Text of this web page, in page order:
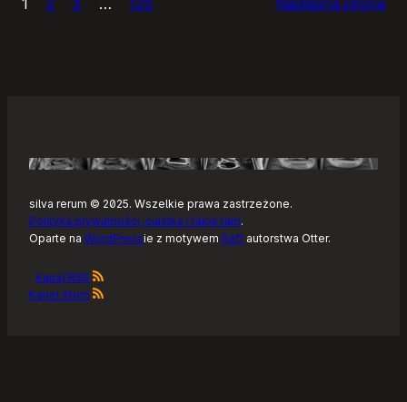
–
Linuksa
silva rerum © 2025. Wszelkie prawa zastrzeżone.
Polityka prywatności, ciastka i takie tam.
Oparte na WordPressie z motywem Raft autorstwa Otter.
Kanał RSS
Kanał Atom